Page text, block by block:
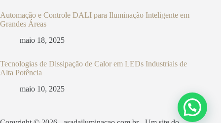
Automação e Controle DALI para Iluminação Inteligente em
Grandes Áreas
maio 18, 2025
Tecnologias de Dissipação de Calor em LEDs Industriais de
Alta Potência
maio 10, 2025